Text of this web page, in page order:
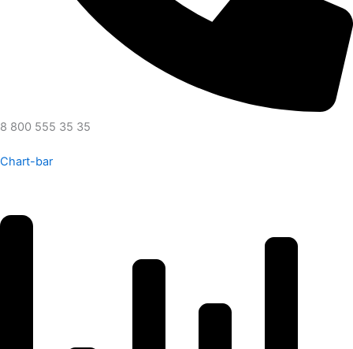
8 800 555 35 35
Chart-bar